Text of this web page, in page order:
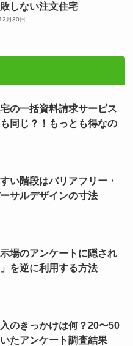
しない注文住宅
月30日
の一括資料請求サービス
同じ？！もっとも得なの
い階段はバリアフリー・
サルデザインの寸法
場のアンケートに隠され
を逆に利用する方法
のきっかけは何？20〜50
たアンケート調査結果